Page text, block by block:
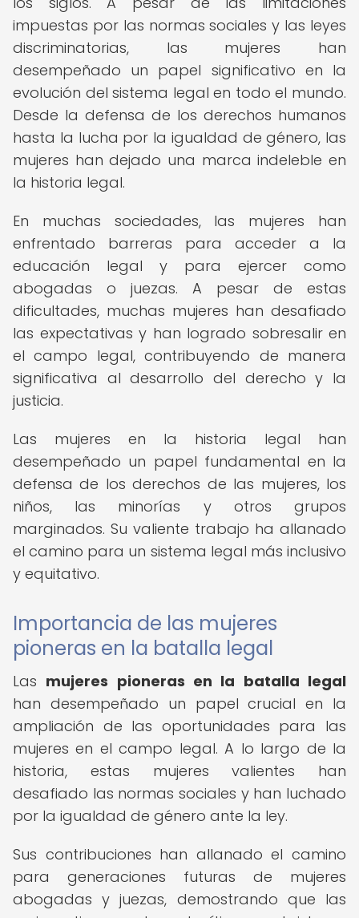
impuestas por las normas sociales y las leyes
discriminatorias, las mujeres han
desempeñado un papel significativo en la
evolución del sistema legal en todo el mundo.
Desde la defensa de los derechos humanos
hasta la lucha por la igualdad de género, las
mujeres han dejado una marca indeleble en
la historia legal.
En muchas sociedades, las mujeres han
enfrentado barreras para acceder a la
educación legal y para ejercer como
abogadas o juezas. A pesar de estas
dificultades, muchas mujeres han desafiado
las expectativas y han logrado sobresalir en
el campo legal, contribuyendo de manera
significativa al desarrollo del derecho y la
justicia.
Las mujeres en la historia legal han
desempeñado un papel fundamental en la
defensa de los derechos de las mujeres, los
niños, las minorías y otros grupos
marginados. Su valiente trabajo ha allanado
el camino para un sistema legal más inclusivo
y equitativo.
Importancia de las mujeres
pioneras en la batalla legal
Las mujeres pioneras en la batalla legal
han desempeñado un papel crucial en la
ampliación de las oportunidades para las
mujeres en el campo legal. A lo largo de la
historia, estas mujeres valientes han
desafiado las normas sociales y han luchado
por la igualdad de género ante la ley.
Sus contribuciones han allanado el camino
para generaciones futuras de mujeres
abogadas y juezas, demostrando que las